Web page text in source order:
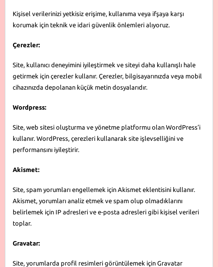
Kişisel verilerinizi yetkisiz erişime, kullanıma veya ifşaya karşı
korumak için teknik ve idari güvenlik önlemleri alıyoruz.
Çerezler:
Site, kullanıcı deneyimini iyileştirmek ve siteyi daha kullanışlı hale
getirmek için çerezler kullanır. Çerezler, bilgisayarınızda veya mobil
cihazınızda depolanan küçük metin dosyalarıdır.
Wordpress:
Site, web sitesi oluşturma ve yönetme platformu olan WordPress’i
kullanır. WordPress, çerezleri kullanarak site işlevselliğini ve
performansını iyileştirir.
Akismet:
Site, spam yorumları engellemek için Akismet eklentisini kullanır.
Akismet, yorumları analiz etmek ve spam olup olmadıklarını
belirlemek için IP adresleri ve e-posta adresleri gibi kişisel verileri
toplar.
Gravatar:
Site, yorumlarda profil resimleri görüntülemek için Gravatar